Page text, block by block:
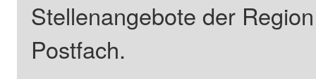
Stellenangebote der
Postfach.